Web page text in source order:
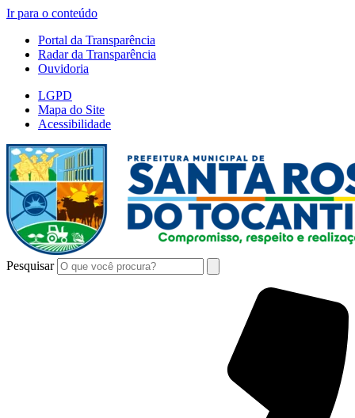
Ir para o conteúdo
Portal da Transparência
Radar da Transparência
Ouvidoria
LGPD
Mapa do Site
Acessibilidade
Pesquisar